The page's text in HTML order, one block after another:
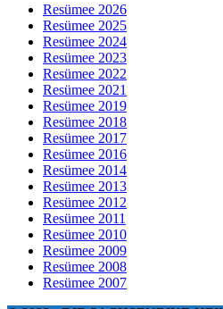
Resümee 2026
Resümee 2025
Resümee 2024
Resümee 2023
Resümee 2022
Resümee 2021
Resümee 2019
Resümee 2018
Resümee 2017
Resümee 2016
Resümee 2014
Resümee 2013
Resümee 2012
Resümee 2011
Resümee 2010
Resümee 2009
Resümee 2008
Resümee 2007